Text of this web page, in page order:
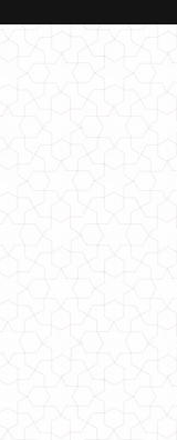
Модне жіноче
Модне жіноче пальто